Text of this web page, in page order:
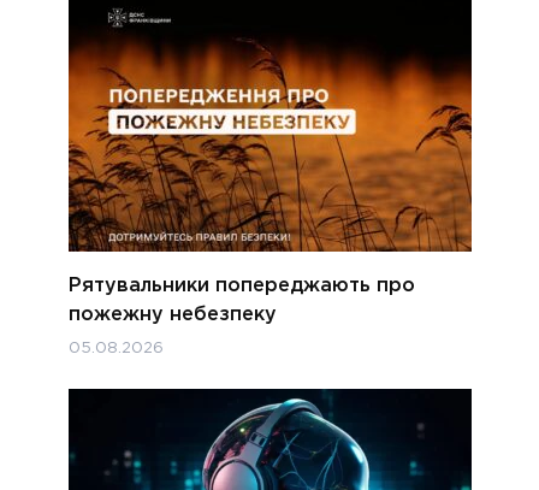
Рятувальники попереджають про
пожежну небезпеку
05.08.2026